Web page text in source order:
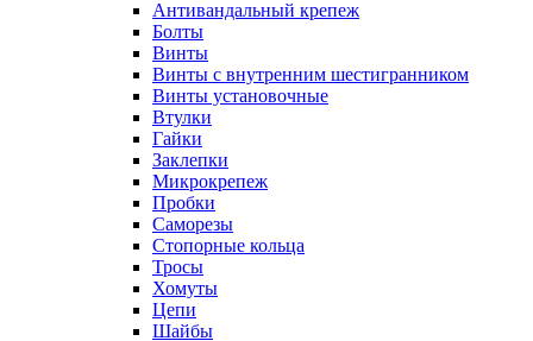
Антивандальный крепеж
Болты
Винты
Винты с внутренним шестигранником
Винты установочные
Втулки
Гайки
Заклепки
Микрокрепеж
Пробки
Саморезы
Стопорные кольца
Тросы
Хомуты
Цепи
Шайбы